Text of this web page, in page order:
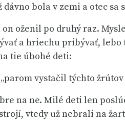
bola v zemi a otec
on oženil po druhý raz.
a hriechu pribývať,
tie úbohé deti:
„parom vystačil týchto
na ne. Milé deti len
vtedy už nebrali na